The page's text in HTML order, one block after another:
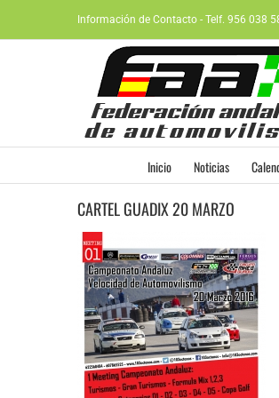
contenido
Información de Contacto - Telf. 956 038
Inicio Noticias
CARTEL GUADIX 20 MARZO